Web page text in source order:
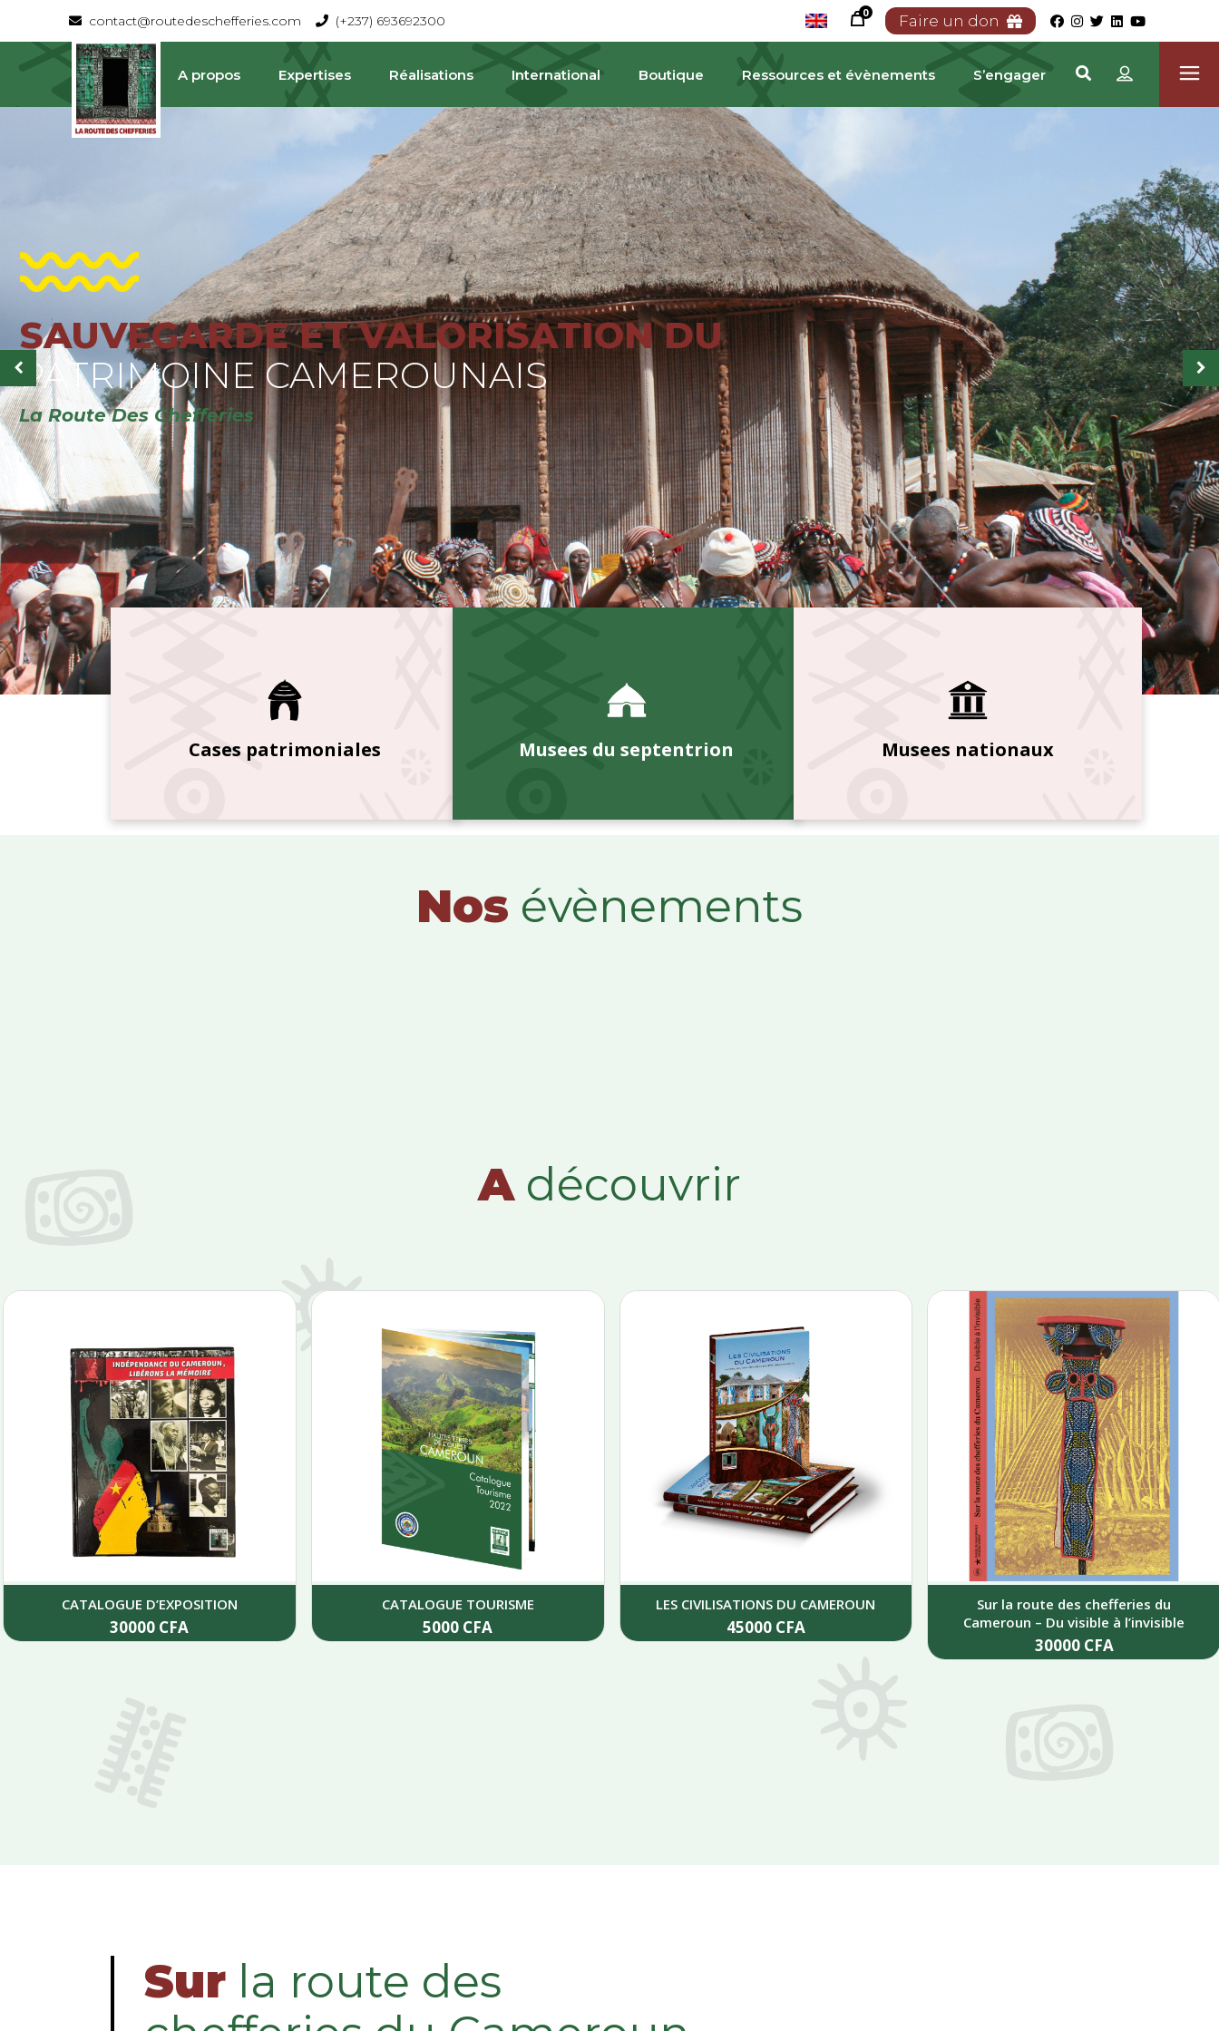
contact@routedeschefferies.com (+237) 693692300
0 Faire un don
A propos Expertises Réalisations International Boutique Ressources et évènements S’engager
SAUVEGARDE ET VALORISATION DU
La Route Des Chefferies
PATRIMOINE
Cases patrimoniales Musees du septentrion Musees nationaux
Nos évènements
Adécouvrir
CATALOGUE D’EXPOSITION
30000 CFA
CATALOGUE TOURISME
5000 CFA
LES CIVILISATIONS DU CAMEROUN
45000 CFA
Sur la route des chefferies du
Cameroun – Du visible à l’invisible
30000 CFA
Sur la route des